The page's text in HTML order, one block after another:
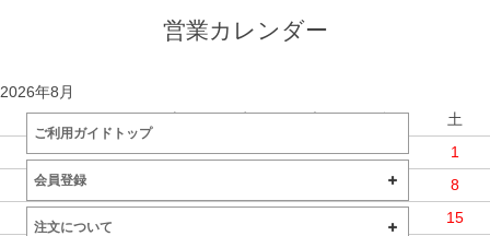
ご利用ガイドトップ
会員登録
注文について
営業カレンダー
2026年8月
日
月 火 水 木 金
土
1
2
7
8
9
15